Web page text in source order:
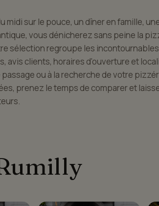
midi sur le pouce, un dîner en famille,
vous dénicherez sans peine la
sélection regroupe les
avis clients, horaires d'ouverture et
ou à la recherche de votre
prenez le temps de comparer et